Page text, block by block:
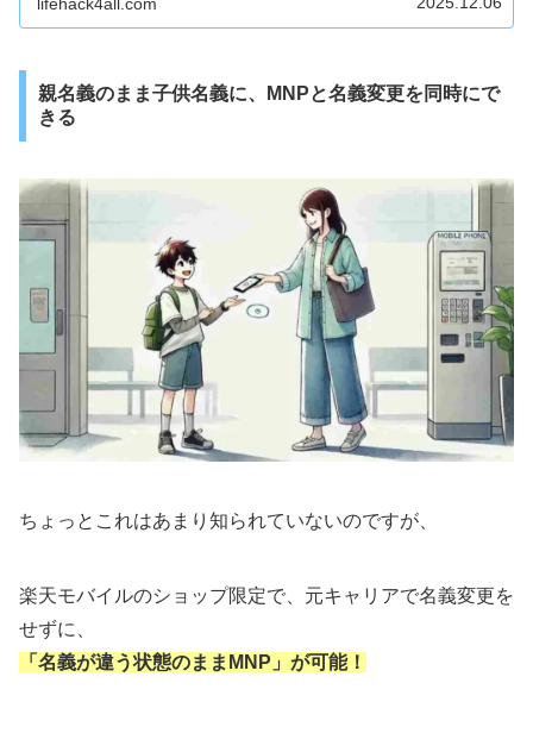
親名義のまま子供名義に、MNPと名義変更を同時にで
きる
ちょっとこれはあまり知られていないのですが、
楽天モバイルのショップ限定で、元キャリアで名義変更を
せずに、
「名義が違う状態のままMNP」が可能！